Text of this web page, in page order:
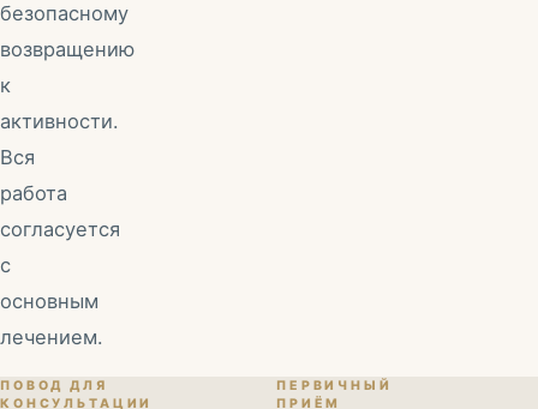
безопасному
возвращению
к
активности.
Вся
работа
согласуется
с
основным
лечением.
ПОВОД ДЛЯ
КОНСУЛЬТАЦИИ
ПЕРВИЧНЫЙ
ПРИЁМ